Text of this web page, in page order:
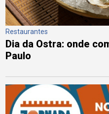
Restaurantes
Dia da Ostra: onde
Paulo